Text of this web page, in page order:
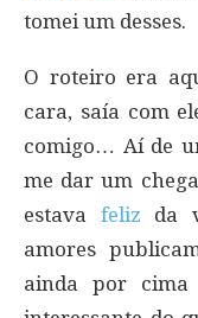
tomei um desses.
O roteiro era
cara, saía com
comigo… Aí de
me dar um
estava feliz da
amores
ainda por